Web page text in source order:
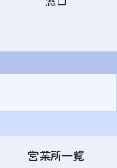
営業所一覧